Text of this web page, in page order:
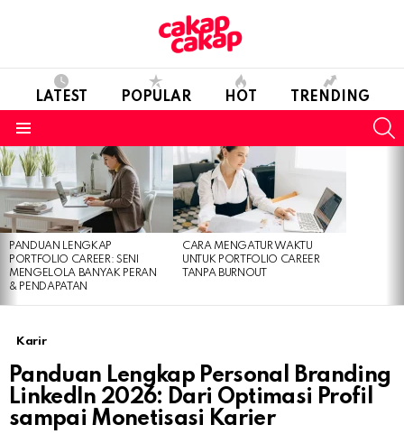
LATEST POPULAR HOT TRENDING
LATEST
STORIES
PANDUAN LENGKAP
PORTFOLIO CAREER: SENI
MENGELOLA BANYAK PERAN
& PENDAPATAN
CARA MENGATUR WAKTU
UNTUK PORTFOLIO CAREER
TANPA BURNOUT
Karir
Panduan Lengkap Personal Branding
LinkedIn 2026: Dari Optimasi Profil
sampai Monetisasi Karier